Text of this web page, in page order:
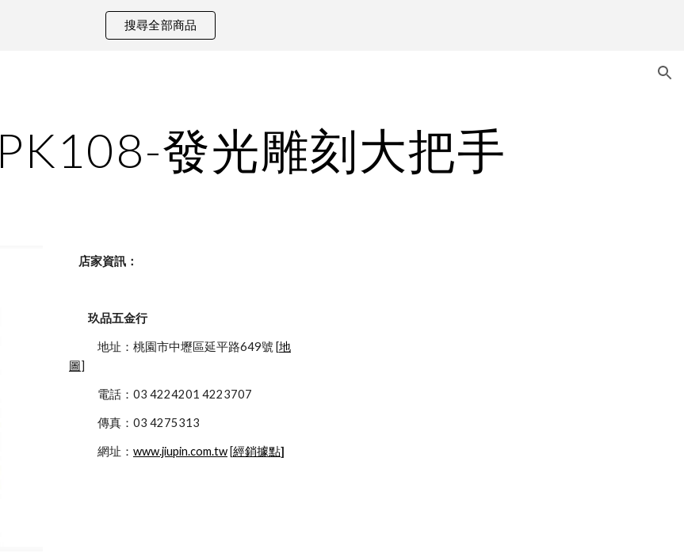
搜尋全部商品
PK108-發光雕刻大把手
    店家資訊：
玖品五金行
            地址：桃園市中壢區延平路649號 [
地
圖]
            電話：03 4224201 4223707
            傳真：03 4275313
            網址：
www.jiupin.com.tw [經銷據點]